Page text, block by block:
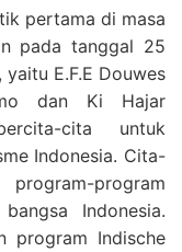
pertama di masa
pada tanggal 25
E.F.E Douwes
dan Ki Hajar
cita untuk
Indonesia. Cita-
program
Indonesia.
program Indische